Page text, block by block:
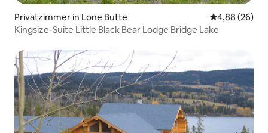
Privatzimmer in Lone Butte
4,88 (26)
Kingsize-Suite Little Black Bear Lodge Bridge Lake